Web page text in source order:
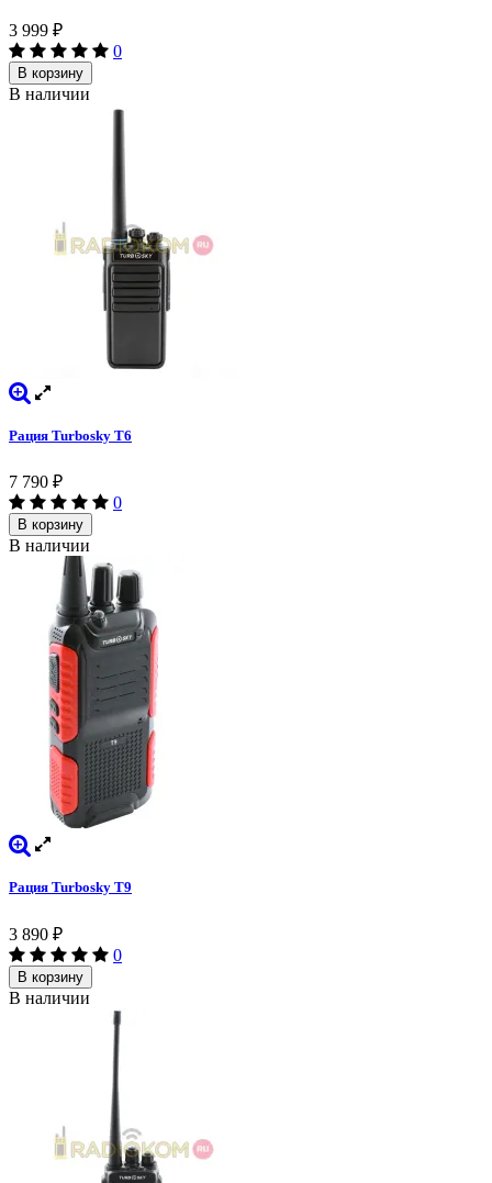
3 999 ₽
0
В корзину
В наличии
Рация Turbosky T6
7 790 ₽
0
В корзину
В наличии
Рация Turbosky T9
3 890 ₽
0
В корзину
В наличии